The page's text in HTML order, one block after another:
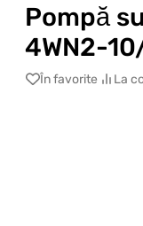
Pompă
4WN2-
În favorite La